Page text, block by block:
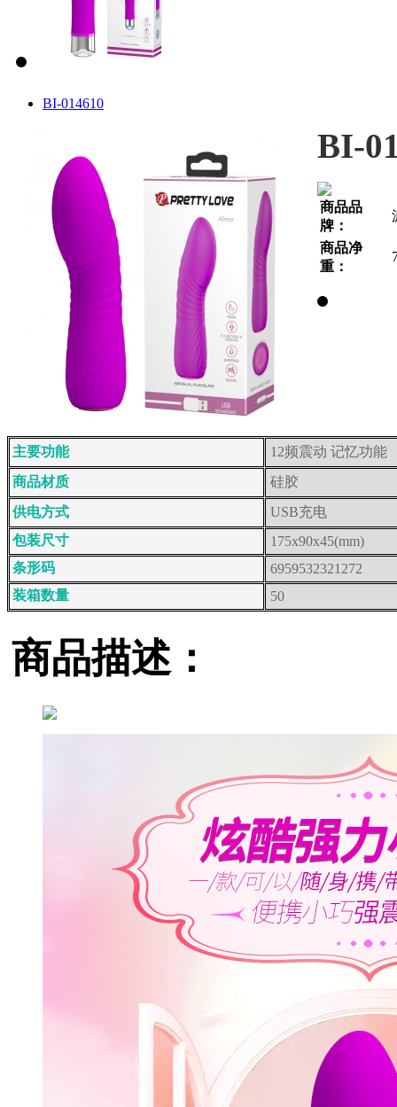
BI-014610
BI-
商品品
牌：
商品净
重：
主要功能
12频震动 记忆功能
商品材质
硅胶
供电方式
USB充电
包装尺寸
175x90x45(mm)
条形码
6959532321272
装箱数量
50
商品描述：